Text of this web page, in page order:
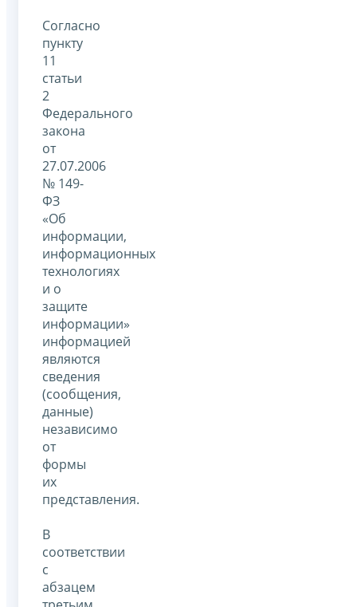
Согласно
пункту
11
статьи
2
Федерального
закона
от
27.07.2006
№ 149-
ФЗ
«Об
информации,
информационных
технологиях
и о
защите
информации»
информацией
являются
сведения
(сообщения,
данные)
независимо
от
формы
их
представления.
В
соответствии
с
абзацем